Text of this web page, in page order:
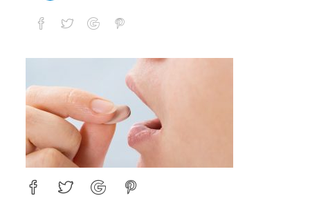
58856019.06c9892d89ea4b86a56e5b1195a11db0.20100515